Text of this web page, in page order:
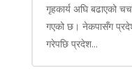
गृहकार्य अघि बढाएको
गएको छ। नेकपासँग
गरेपछि प्रदेश...